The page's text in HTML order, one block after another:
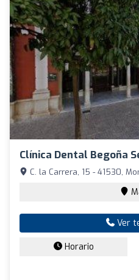
Clínica Dental Begoña
C. la Carrera, 15 - 41530,
Ver
Horario